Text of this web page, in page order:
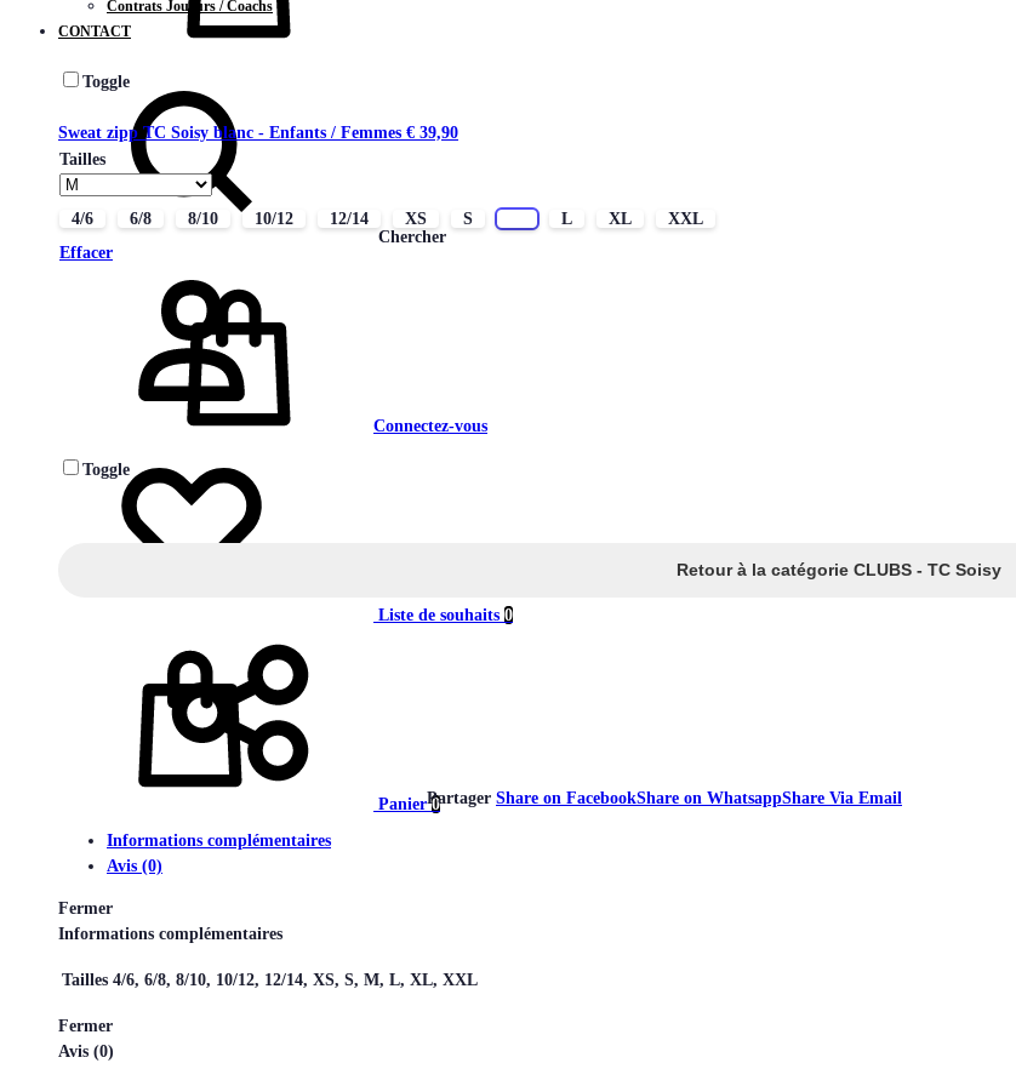
Contrats Joueurs / Coachs
CONTACT
Chercher
Connectez-vous
Liste de souhaits 0
Panier 0
Toggle
Sweat zipp TC Soisy blanc - Enfants / Femmes € 39,90
Tailles
4/6 6/8 8/10 10/12 12/14 XS S L XL
XXL
Effacer
Toggle
Retour à la catégorie CLUBS - TC Soisy
Partager Share on FacebookShare on WhatsappShare Via Email
Informations complémentaires
Avis (0)
Fermer
Informations complémentaires
Tailles 4/6, 6/8, 8/10, 10/12, 12/14, XS, S, M, L, XL, XXL
Fermer
Avis (0)